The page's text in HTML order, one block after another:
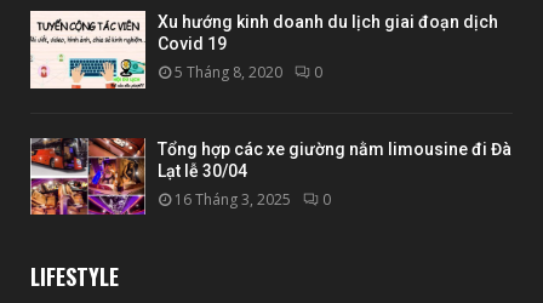
Xu hướng kinh doanh du lịch giai đoạn dịch
Covid 19
5 Tháng 8, 2020 0
Tổng hợp các xe giường nằm limousine đi Đà
Lạt lễ 30/04
16 Tháng 3, 2025 0
LIFESTYLE